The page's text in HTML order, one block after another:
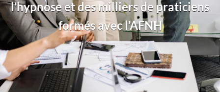
l’hypnose et des milliers de praticiens
formés avec l’AFNH